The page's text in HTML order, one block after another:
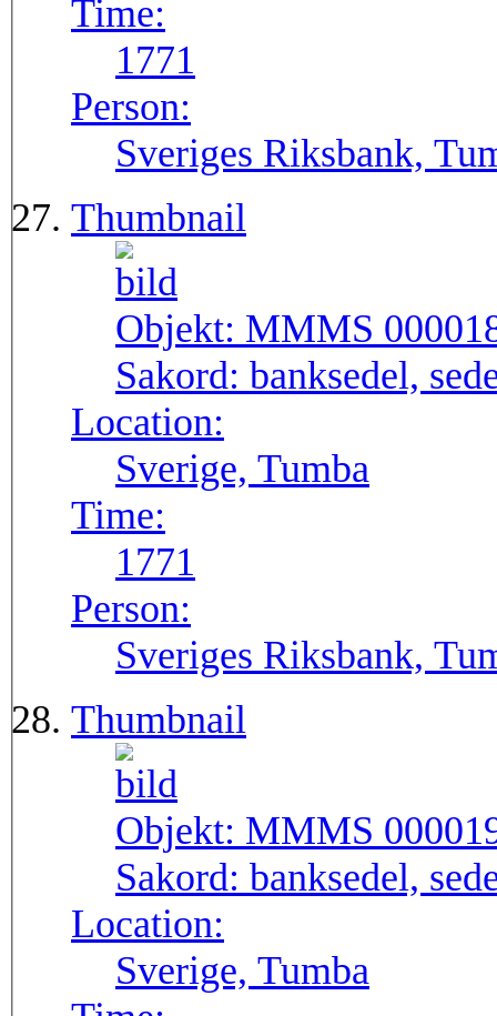
Time:
1771
Person:
Sveriges Riksbank,
Thumbnail
Objekt: MMMS
Sakord: banksedel,
Location:
Sverige, Tumba
Time:
1771
Person:
Sveriges Riksbank,
Thumbnail
Objekt: MMMS
Sakord: banksedel,
Location:
Sverige, Tumba